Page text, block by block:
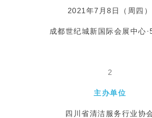
2021年7月8日（周四）
成都世纪城新国际会展中心
2
主办单位
四川省清洁服务行业协